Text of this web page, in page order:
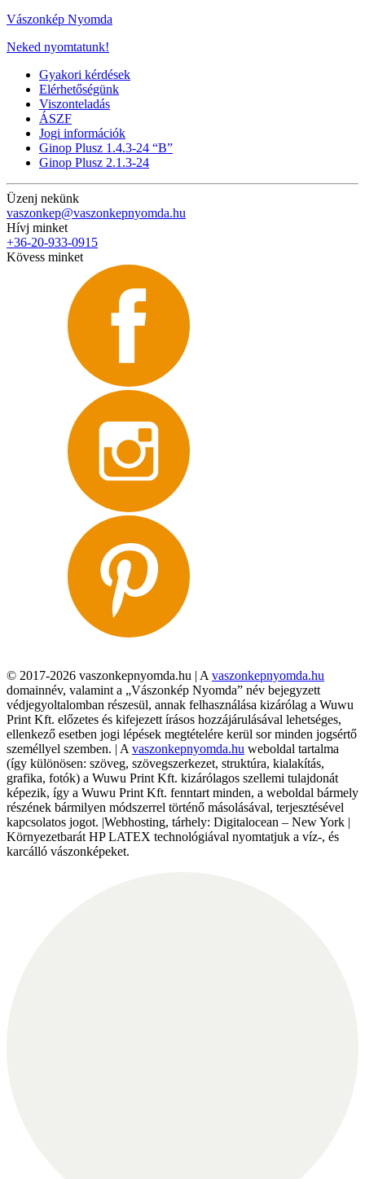
Vászonkép Nyomda
Neked nyomtatunk!
Gyakori kérdések
Elérhetőségünk
Viszonteladás
ÁSZF
Jogi információk
Ginop Plusz 1.4.3-24 “B”
Ginop Plusz 2.1.3-24
Üzenj nekünk
vaszonkep@vaszonkepnyomda.hu
Hívj minket
+36-20-933-0915
Kövess minket
© 2017-2026 vaszonkepnyomda.hu | A vaszonkepnyomda.hu
domainnév, valamint a „Vászonkép Nyomda” név bejegyzett
védjegyoltalomban részesül, annak felhasználása kizárólag a Wuwu
Print Kft. előzetes és kifejezett írásos hozzájárulásával lehetséges,
ellenkező esetben jogi lépések megtételére kerül sor minden jogsértő
személlyel szemben. | A vaszonkepnyomda.hu weboldal tartalma
(így különösen: szöveg, szövegszerkezet, struktúra, kialakítás,
grafika, fotók) a Wuwu Print Kft. kizárólagos szellemi tulajdonát
képezik, így a Wuwu Print Kft. fenntart minden, a weboldal bármely
részének bármilyen módszerrel történő másolásával, terjesztésével
kapcsolatos jogot. |Webhosting, tárhely: Digitalocean – New York |
Környezetbarát HP LATEX technológiával nyomtatjuk a víz-, és
karcálló vászonképeket.